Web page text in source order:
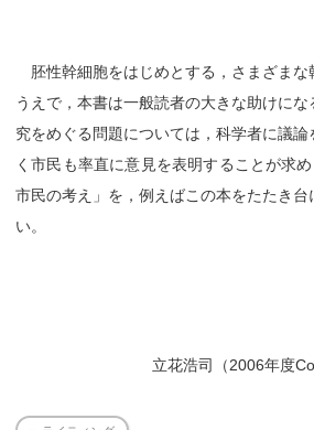
胚性幹細胞をはじめとする，さまざまな
うえで，本書は一般読者の大きな助けに
究をめぐる問題については，科学者に議
く市民も率直に意見を表明することが求
市民の考え」を，例えばこの本をたたき台
い。
立花浩司（2006年度